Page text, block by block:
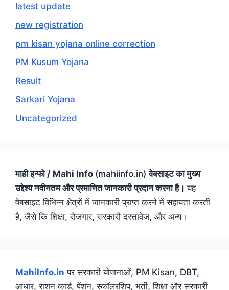
latest update
new registration
pm kisan yojana online correction
PM Kusum Yojana
Result
Sarkari Yojana
Uncategorized
माही इन्फो / Mahi Info (mahiinfo.in)वेबसाइट का मुख्य
उद्देश्य नवीनतम और प्रमाणित जानकारी प्रदान करना है। यह
वेबसाइट विभिन्न क्षेत्रों में जानकारी प्राप्त करने में सहायता करती
है, जैसे कि शिक्षा, रोजगार, सरकारी दस्तावेज, और अन्य।
MahiInfo.in पर सरकारी योजनाओं, PM Kisan, DBT,
आधार, राशन कार्ड, पेंशन, स्कॉलरशिप, भर्ती, शिक्षा और सरकारी